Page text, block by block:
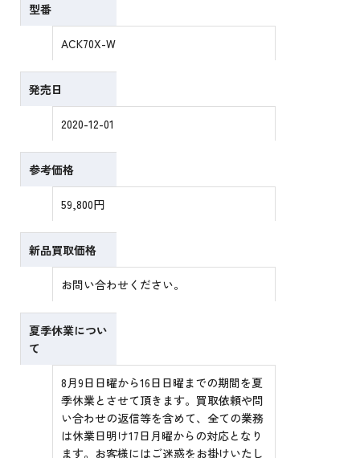
型番
ACK70X-W
発売日
2020-12-01
参考価格
59,800円
新品買取価格
お問い合わせください。
夏季休業につい
て
8月9日日曜から16日日曜までの期間を夏
季休業とさせて頂きます。買取依頼や問
い合わせの返信等を含めて、全ての業務
は休業日明け17日月曜からの対応となり
ます。お客様にはご迷惑をお掛けいたし